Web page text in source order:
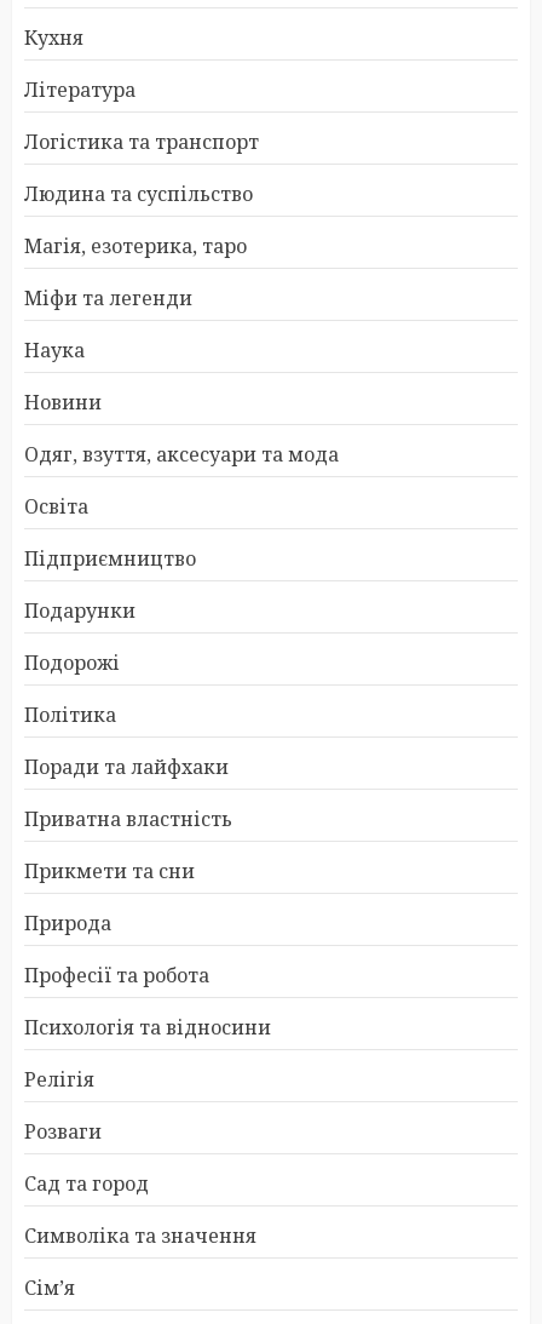
Кухня
Література
Логістика та транспорт
Людина та суспільство
Магія, езотерика, таро
Міфи та легенди
Наука
Новини
Одяг, взуття, аксесуари та мода
Освіта
Підприємництво
Подарунки
Подорожі
Політика
Поради та лайфхаки
Приватна властність
Прикмети та сни
Природа
Професії та робота
Психологія та відносини
Релігія
Розваги
Сад та город
Символіка та значення
Сім’я